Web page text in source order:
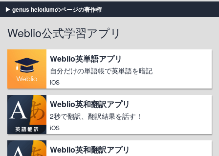
genus helotiumのページの著作権
Weblio公式学習アプリ
Weblio英単語アプリ
自分だけの単語帳で英単語を暗記
iOS
Weblio英和翻訳アプリ
2秒で翻訳、翻訳結果を話す！
iOS
Weblio英和翻訳アプリ